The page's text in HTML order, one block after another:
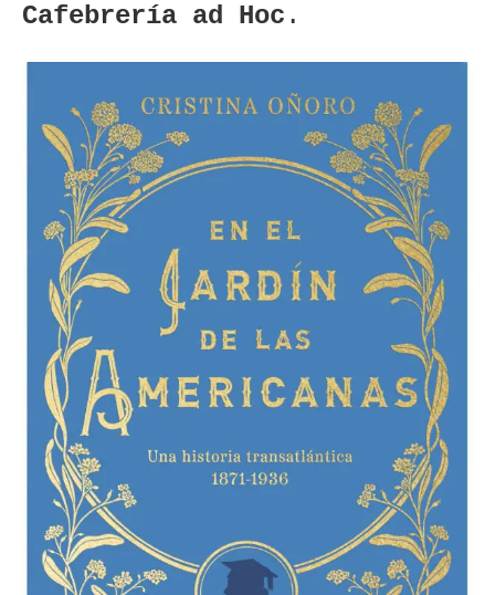
Cafebrería ad Hoc .